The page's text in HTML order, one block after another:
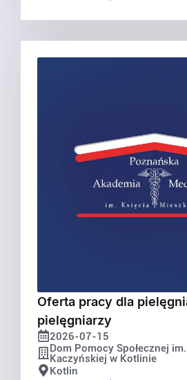
Oferta pracy dla
pielęgniarzy
2026-07-15
Dom Pomocy Społecznej
Kaczyńskiej w Kotlinie
Kotlin